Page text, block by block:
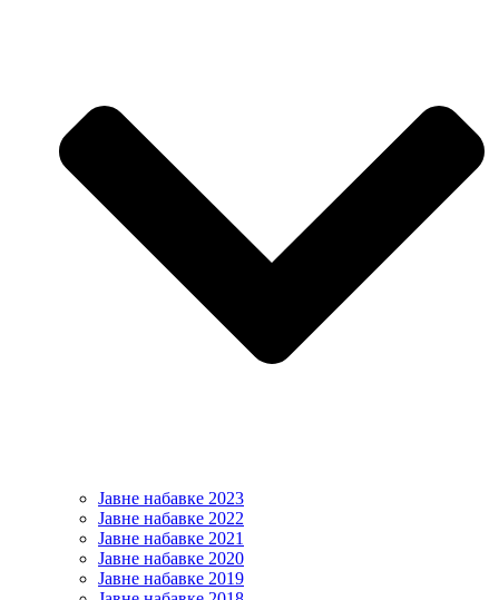
Јавне набавке 2023
Јавне набавке 2022
Јавне набавке 2021
Јавне набавке 2020
Јавне набавке 2019